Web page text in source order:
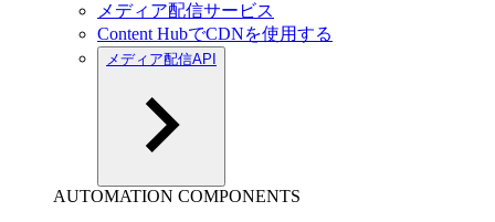
メディア配信サービス
Content HubでCDNを使用する
メディア配信API
AUTOMATION COMPONENTS